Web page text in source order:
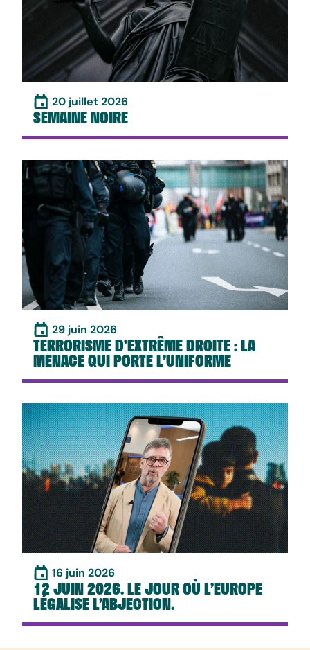
20 juillet 2026
SEMAINE NOIRE
29 juin 2026
TERRORISME D’EXTRÊME DROITE : LA
MENACE QUI PORTE L’UNIFORME
16 juin 2026
12 JUIN 2026. LE JOUR OÙ L’EUROPE
LÉGALISE L’ABJECTION.